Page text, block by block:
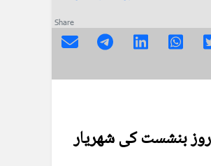
Share
بنشست کی شهریار